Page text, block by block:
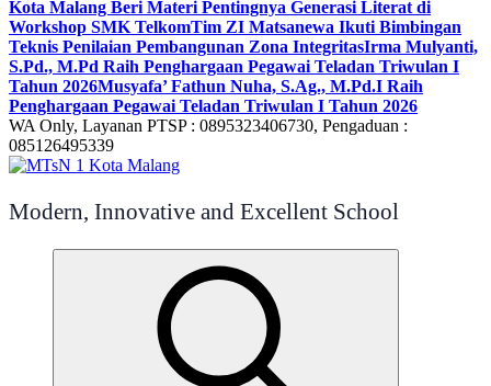
Kota Malang Beri Materi Pentingnya Generasi Literat di
Workshop SMK TelkomTim ZI Matsanewa Ikuti Bimbingan
Teknis Penilaian Pembangunan Zona IntegritasIrma Mulyanti,
S.Pd., M.Pd Raih Penghargaan Pegawai Teladan Triwulan I
Tahun 2026Musyafa’ Fathun Nuha, S.Ag., M.Pd.I Raih
Penghargaan Pegawai Teladan Triwulan I Tahun 2026
WA Only, Layanan PTSP : 0895323406730, Pengaduan :
085126495339
Modern, Innovative and Excellent School